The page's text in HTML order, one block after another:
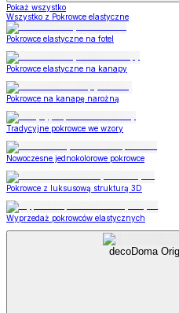
Pokaż wszystko
Wszystko z Pokrowce elastyczne
Pokrowce elastyczne na fotel
Pokrowce elastyczne na kanapy
Pokrowce na kanapę narożną
Tradycyjne pokrowce we wzory
Nowoczesne jednokolorowe pokrowce
Pokrowce z luksusową strukturą 3D
Wyprzedaż pokrowców elastycznych
decoDoma